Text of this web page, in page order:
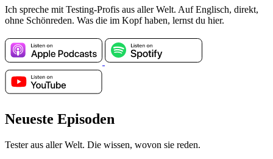
Ich spreche mit Testing-Profis aus aller Welt. Auf Englisch, direkt,
ohne Schönreden. Was die im Kopf haben, lernst du hier.
Neueste Episoden
Tester aus aller Welt. Die wissen, wovon sie reden.